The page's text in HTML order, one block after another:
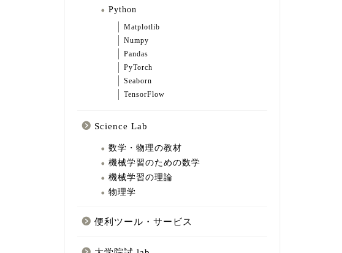
Python
Matplotlib
Numpy
Pandas
PyTorch
Seaborn
TensorFlow
Science Lab
数学・物理の教材
機械学習のための数学
機械学習の理論
物理学
便利ツール・サービス